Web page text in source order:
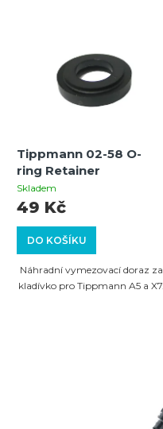
Tippmann 02-58 O-
ring Retainer
Skladem
DO KOŠÍKU
49 Kč
Náhradní vymezovací doraz za
kladívko pro Tippmann A5 a X7.